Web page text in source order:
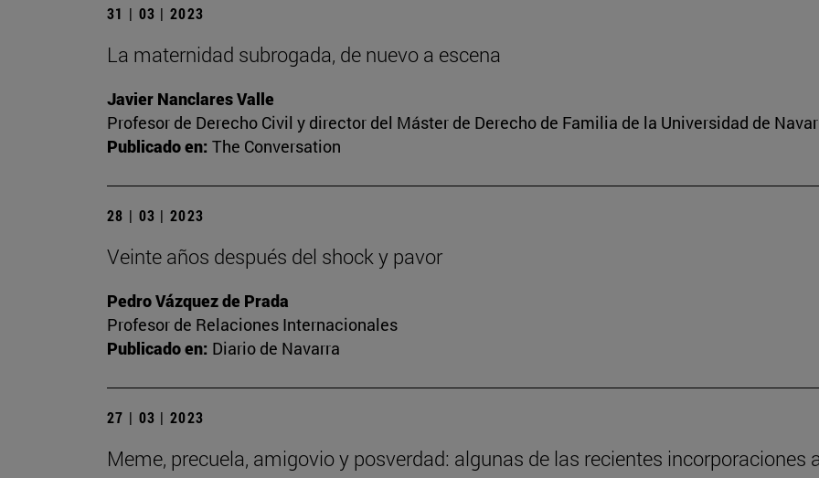
31 | 03 | 2023
La maternidad subrogada, de nuevo a escena
Javier Nanclares Valle
Profesor de Derecho Civil y director del Máster de Derecho de Familia de la Universidad de
Publicado en: The Conversation
28 | 03 | 2023
Veinte años después del shock y pavor
Pedro Vázquez de Prada
Profesor de Relaciones Internacionales
Publicado en: Diario de Navarra
27 | 03 | 2023
Meme, precuela, amigovio y posverdad: algunas de las recientes incorporaciones